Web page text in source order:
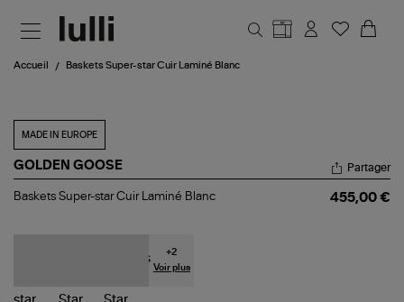
Accueil Baskets Super-star Cuir Laminé Blanc
MADE IN EUROPE
GOLDEN GOOSE
Baskets
Partager
Baskets Super-star Cuir Laminé Blanc 455,00 €
+2
Voir plus